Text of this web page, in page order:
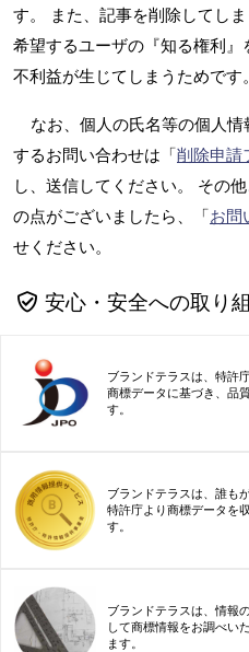
す。 また、記事を削除してし
希望するユーザの『知る権利
不利益が生じてしまうためです。
なお、個人の氏名等の個人
するお問い合わせは「削除申請
し、送信してください。 その
の点がございましたら、「お問
せください。
安心・安全への取り
ブランドテラスは、特許
商標データに基づき、品
す。
ブランドテラスは、誰も
特許庁より商標データを
す。
ブランドテラスは、情報
して商標情報をお調べい
ます。